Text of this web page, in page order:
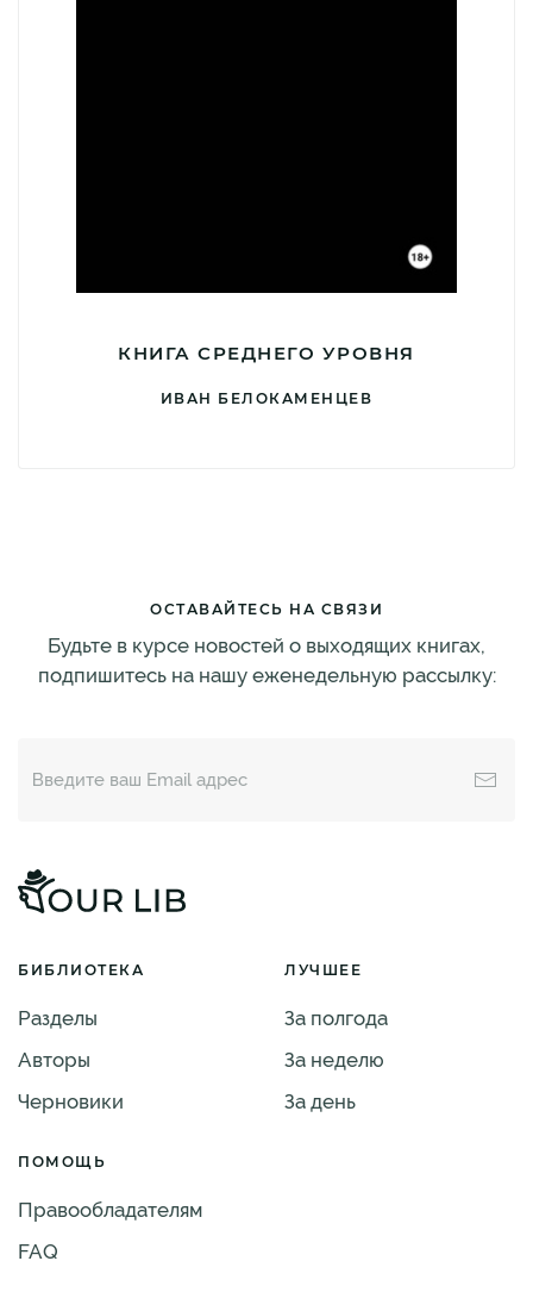
КНИГА СРЕДНЕГО УРОВНЯ
ИВАН БЕЛОКАМЕНЦЕВ
ОСТАВАЙТЕСЬ НА СВЯЗИ
Будьте в курсе новостей о выходящих книгах,
подпишитесь на нашу еженедельную рассылку:
БИБЛИОТЕКА
Разделы
Авторы
Черновики
ЛУЧШЕЕ
За полгода
За неделю
За день
ПОМОЩЬ
Правообладателям
FAQ